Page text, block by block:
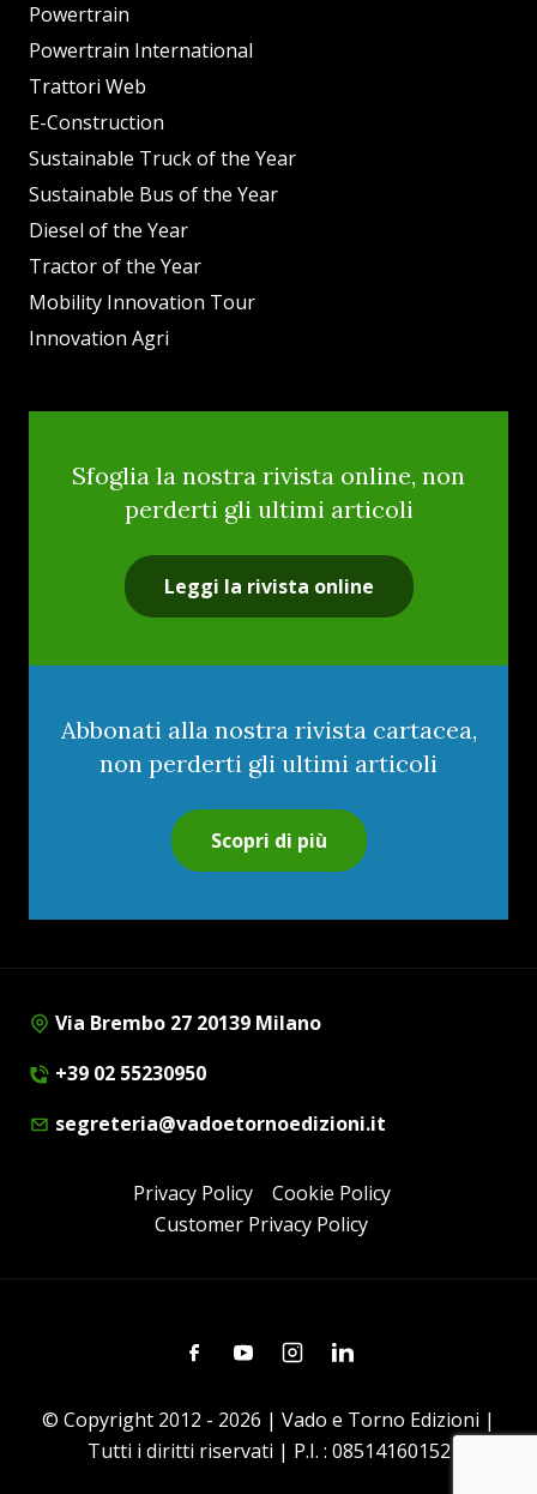
Powertrain
Powertrain International
Trattori Web
E-Construction
Sustainable Truck of the Year
Sustainable Bus of the Year
Diesel of the Year
Tractor of the Year
Mobility Innovation Tour
Innovation Agri
Sfoglia la nostra rivista online, non
perderti gli ultimi articoli
Leggi la rivista online
Abbonati alla nostra rivista cartacea,
non perderti gli ultimi articoli
Scopri di più
Via Brembo 27 20139 Milano
+39 02 55230950
segreteria@vadoetornoedizioni.it
Privacy Policy
Cookie Policy
Customer Privacy Policy
FacebookYoutubeInstagramLinkedin
© Copyright 2012 - 2026 | Vado e Torno Edizioni |
Tutti i diritti riservati | P.I. : 08514160152